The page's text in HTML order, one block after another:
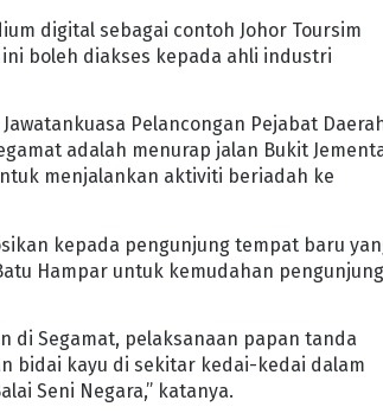
digital sebagai contoh Johor Toursim
boleh diakses kepada ahli industri
Pelancongan Pejabat
adalah menurap jalan Bukit
menjalankan aktiviti beriadah ke
kepada pengunjung tempat baru
Hampar untuk kemudahan pengunjung
di Segamat, pelaksanaan papan tanda
bidai kayu di sekitar kedai-kedai dalam
Seni Negara,” katanya.